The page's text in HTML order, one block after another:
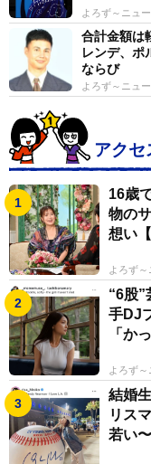
よろず～ニュ
合計金額は
レンデ、ポ
ならび
よろず～ニュ
アクセ
16歳
物の
想い
よろず
“6股
手DJ
「か
よろず
結婚
リス
若い